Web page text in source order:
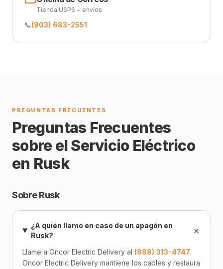
Tienda USPS + envíos
📞(903) 683-2551
PREGUNTAS FRECUENTES
Preguntas Frecuentes
sobre el Servicio Eléctrico
en Rusk
Sobre Rusk
¿A quién llamo en caso de un apagón en
Rusk?
+
Llame a Oncor Electric Delivery al (888) 313-4747.
Oncor Electric Delivery mantiene los cables y restaura